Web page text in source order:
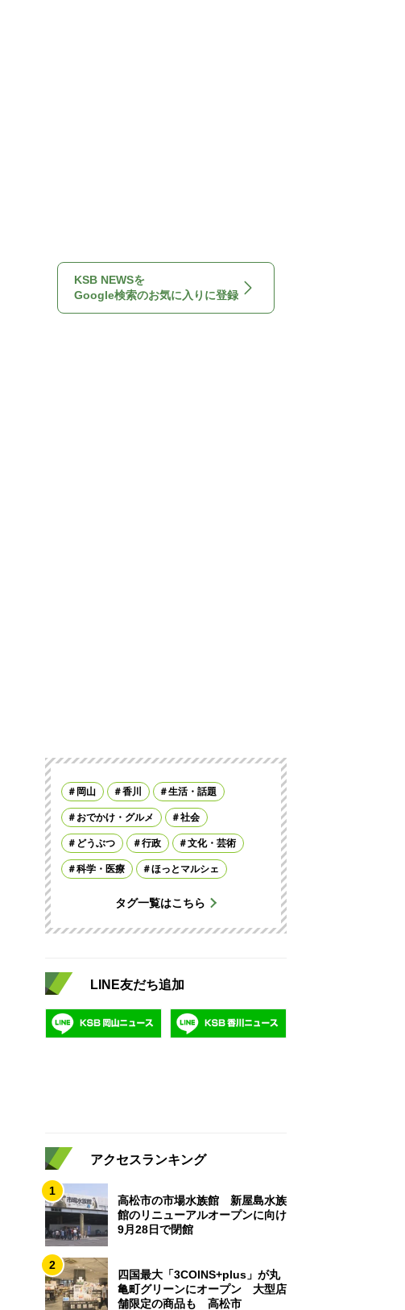
KSB NEWSを
Google検索のお気に入りに登録
岡山 香川 生活・話題
おでかけ・グルメ 社会
どうぶつ 行政 文化・芸術
科学・医療 ほっとマルシェ
タグ一覧はこちら
LINE友だち追加
アクセスランキング
1
高松市の市場水族館 新屋島水族
館のリニューアルオープンに向け
9月28日で閉館
2
四国最大「3COINS+plus」が丸
亀町グリーンにオープン 大型店
舗限定の商品も 高松市